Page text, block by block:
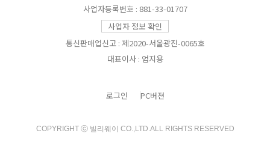
사업자등록번호 : 881-33-01707
사업자 정보 확인
통신판매업신고 : 제2020-서울광진-0065호
대표이사 : 엄지용
로그인 PC버젼
COPYRIGHT ⓒ 빌리웨이 CO.,LTD.ALL RIGHTS RESERVED